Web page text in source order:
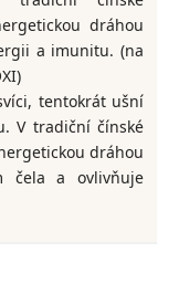
dráhou
a imunitu. (na
tentokrát ušní
V tradiční čínské
dráhou
čela a ovlivňuje